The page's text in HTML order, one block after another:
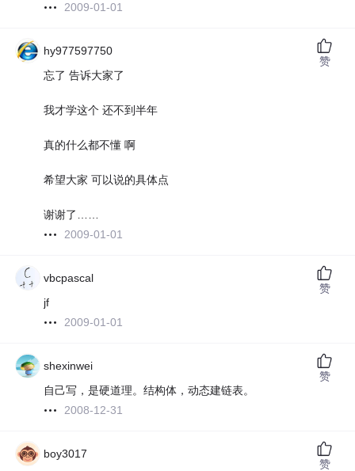
2009-01-01
hy977597750
忘了 告诉大家了
我才学这个 还不到半年
真的什么都不懂 啊
希望大家 可以说的具体点
谢谢了……
2009-01-01
赞
vbcpascal
jf
2009-01-01
赞
shexinwei
自己写，是硬道理。结构体，动态建链表。
2008-12-31
赞
boy3017
赞